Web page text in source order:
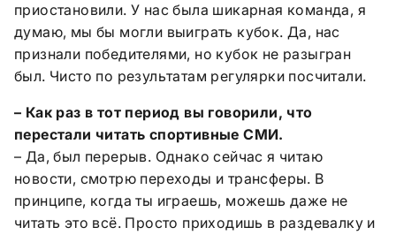
приостановили. У нас была шикарная команда, я
думаю, мы бы могли выиграть кубок. Да, нас
признали победителями, но кубок не разыгран
был. Чисто по результатам регулярки посчитали.
– Как раз в тот период вы говорили, что
перестали читать спортивные СМИ.
– Да, был перерыв. Однако сейчас я читаю
новости, смотрю переходы и трансферы. В
принципе, когда ты играешь, можешь даже не
читать это всё. Просто приходишь в раздевалку и